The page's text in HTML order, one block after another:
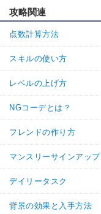
攻略関連
点数計算方法
スキルの使い方
レベルの上げ方
NGコーデとは？
フレンドの作り方
マンスリーサインアップ
デイリータスク
背景の効果と入手方法